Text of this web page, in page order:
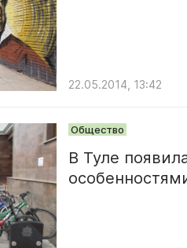
22.05.2014, 13:42
Общество
В Туле